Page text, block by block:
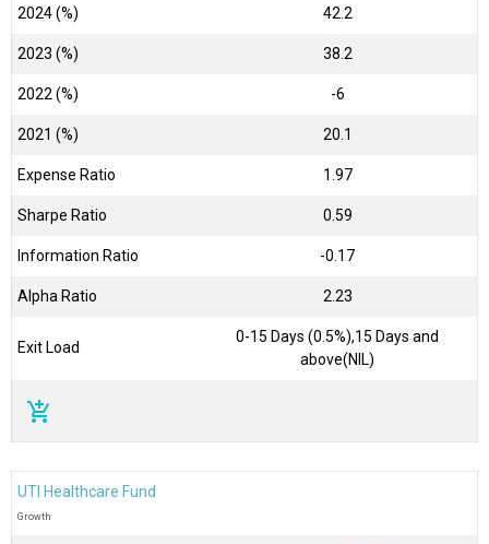
2024 (%) 42.2
2023 (%) 38.2
2022 (%) -6
2021 (%) 20.1
Expense Ratio 1.97
Sharpe Ratio 0.59
Information Ratio -0.17
Alpha Ratio 2.23
Exit Load
0-15 Days (0.5%),15 Days and
above(NIL)
add_shopping_cart
UTI Healthcare Fund
Growth